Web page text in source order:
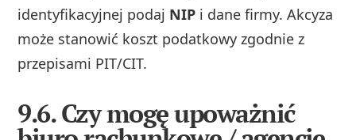
identyfikacyjnej podaj NIP i dane firmy. Akcyza
może stanowić koszt podatkowy zgodnie z
przepisami PIT/CIT.
9.6. Czy mogę upoważnić